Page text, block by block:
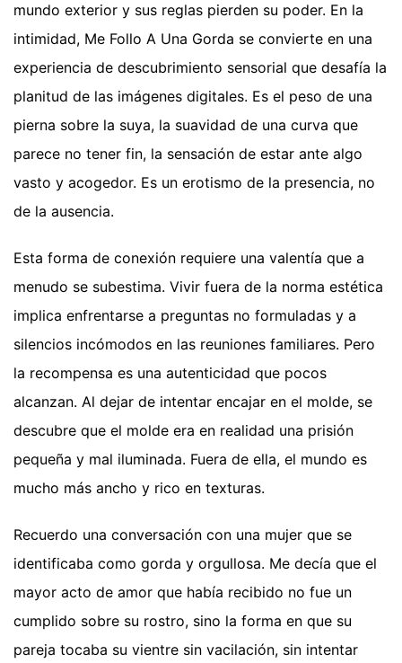
mundo exterior y sus reglas pierden su poder. En la
intimidad, Me Follo A Una Gorda se convierte en una
experiencia de descubrimiento sensorial que desafía la
planitud de las imágenes digitales. Es el peso de una
pierna sobre la suya, la suavidad de una curva que
parece no tener fin, la sensación de estar ante algo
vasto y acogedor. Es un erotismo de la presencia, no
de la ausencia.
Esta forma de conexión requiere una valentía que a
menudo se subestima. Vivir fuera de la norma estética
implica enfrentarse a preguntas no formuladas y a
silencios incómodos en las reuniones familiares. Pero
la recompensa es una autenticidad que pocos
alcanzan. Al dejar de intentar encajar en el molde, se
descubre que el molde era en realidad una prisión
pequeña y mal iluminada. Fuera de ella, el mundo es
mucho más ancho y rico en texturas.
Recuerdo una conversación con una mujer que se
identificaba como gorda y orgullosa. Me decía que el
mayor acto de amor que había recibido no fue un
cumplido sobre su rostro, sino la forma en que su
pareja tocaba su vientre sin vacilación, sin intentar